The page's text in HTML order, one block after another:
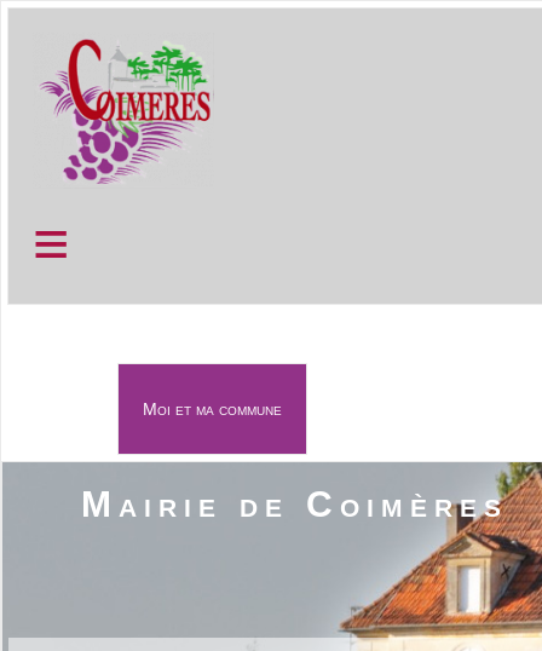
≡
Moi et ma commune
≡
Mairie de Coimères